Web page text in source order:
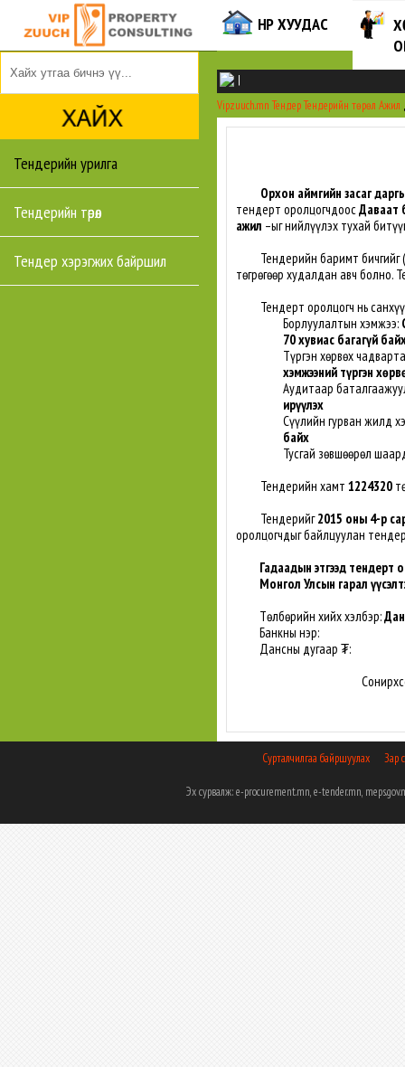
Тендерийн урилга
Тендерийн төрөл
Тендер хэрэгжих байршил
НҮҮР ХУУДАС
|
Vipzuuch.mn ТендерТендерийн төрөл Ажил
Орхон аймгийн засаг
тендерт оролцогчдоосДаваат
ажил –ыг нийлүүлэх тухай
Тендерийн баримт бичгийг (
төгрөгөөр худалдан авч болно.
Тендерт оролцогч нь
Борлуулалтын хэмжээ:
70 хувиас багагүй
Түргэн хөрвөх
хэмжээний түргэн
Аудитаар
ирүүлэх
Сүүлийн гурван жилд
байх
Тусгай зөвшөөрөл
Тендерийн хамт 1224320
Тендерийг2015 оны 4-р
оролцогчдыг байлцуулан
Гадаадын этгээд тендерт
Монгол Улсын гарал
Төлбөрийн хийх хэлбэр:
Банкны нэр:
Дансны дугаар ₮:
Сурталчилгаа байршуулах Зар
Эх сурвалж: e-procurement.mn, e-tender.mn,